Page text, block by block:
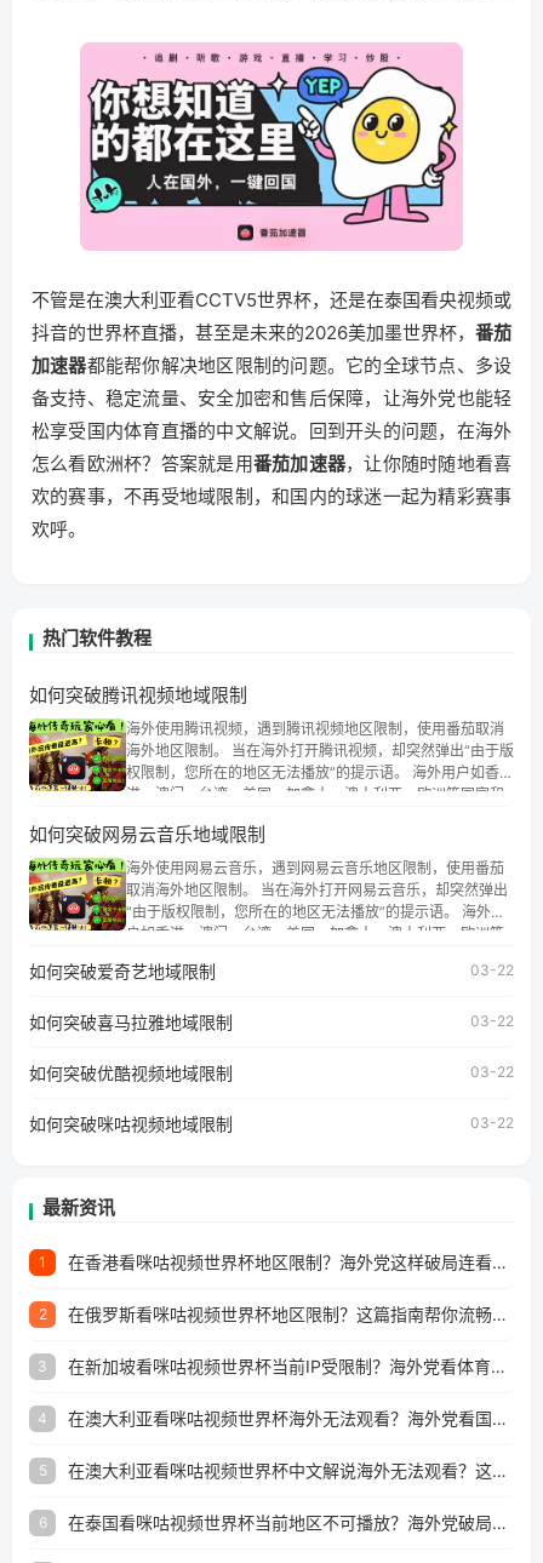
不管是在澳大利亚看CCTV5世界杯，还是在泰国看央视频或
抖音的世界杯直播，甚至是未来的2026美加墨世界杯， 番茄
加速器都能帮你解决地区限制的问题。它的全球节点、多设
备支持、稳定流量、安全加密和售后保障，让海外党也能轻
松享受国内体育直播的中文解说。回到开头的问题，在海外
怎么看欧洲杯？答案就是用番茄加速器，让你随时随地看喜
欢的赛事，不再受地域限制，和国内的球迷一起为精彩赛事
欢呼。
热门软件教程
如何突破腾讯视频地域限制
海外使用腾讯视频，遇到腾讯视频地区限制，使用番茄取消
海外地区限制。 当在海外打开腾讯视频，却突然弹出“由于版
权限制，您所在的地区无法播放”的提示语。 海外用户如香
港、澳门、台湾、美国、加拿大、澳大利亚、欧洲等国家和
权限制问题，且仅能在中国大陆地区播放。 遇到这个问题的
朋友们，使用番茄回国加速器，即可解决「海外用户收听腾
讯视频地区版权限制」的问题，无论人在香港、澳门、台
湾、美国、加拿大、澳大利亚、欧洲等国家和地区工作、留
学、定居等，都可以使用，不再因地区和版权限制所困扰。
如何突破网易云音乐地域限制
海外使用网易云音乐，遇到网易云音乐地区限制，使用番茄
取消海外地区限制。 当在海外打开网易云音乐，却突然弹出
“由于版权限制，您所在的地区无法播放”的提示语。 海外用
户如香港、澳门、台湾、美国、加拿大、澳大利亚、欧洲等
地区及版权限制问题，且仅能在中国大陆地区播放。 遇到这
户收听网易云音乐地区版权限制」的问题，无论人在香港、
工作、留学、定居等，都可以使用，不再因地区和版权限制
所困扰。
如何突破爱奇艺地域限制 03-22
如何突破喜马拉雅地域限制 03-22
如何突破优酷视频地域限制 03-22
如何突破咪咕视频地域限制 03-22
最新资讯
1 在香港看咪咕视频世界杯地区限制？海外党这样破局连看7天不卡顿！
2 在俄罗斯看咪咕视频世界杯地区限制？这篇指南帮你流畅看中文解说赛事
3 在新加坡看咪咕视频世界杯当前IP受限制？海外党看体育赛事的终极破局指南
4 在澳大利亚看咪咕视频世界杯海外无法观看？海外党看国内体育直播的终极解法
5 在澳大利亚看咪咕视频世界杯中文解说海外无法观看？这篇指南帮你搞定所有体育直播难题
6 在泰国看咪咕视频世界杯当前地区不可播放？海外党破局看中文解说赛事指南